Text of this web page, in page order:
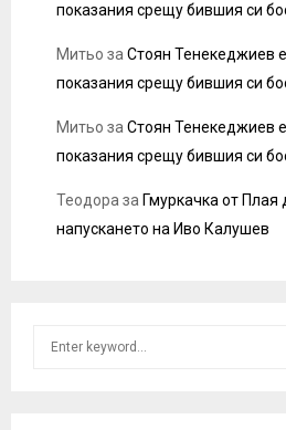
показания срещу бившия си
Митьо за Стоян Тенекеджиев
показания срещу бившия си
Митьо за Стоян Тенекеджиев
показания срещу бившия си
Теодора за Гмуркачка от
напускането на Иво Калушев